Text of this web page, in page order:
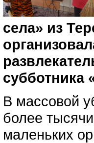
села» из
субботника
В массовой
более
маленьких